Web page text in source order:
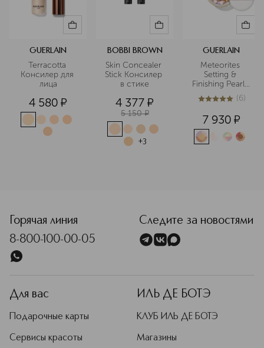
GUERLAIN
Terracotta
Консилер для
лица
4 580 ¤
BOBBI BROWN
Skin Concealer
Stick Консилер
в стике
4 377 ¤
5 150 ¤
+3
GUERLAIN
Meteorites
Setting &
Finishing Pearls
of Powder
Пудра для лица
5из 56 (6)
7 930 ¤
Горячая линия
8-800-100-00-05
Следите за новостями
Для вас
Подарочные карты
Сервисы красоты
ИЛЬ ДЕ БОТЭ
КЛУБ ИЛЬ ДЕ БОТЭ
Магазины